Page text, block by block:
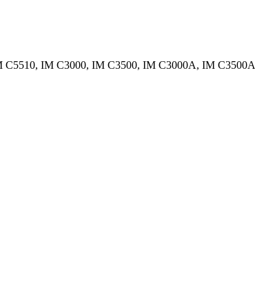
IM C3000, IM C3500, IM C3000A, IM C3500A